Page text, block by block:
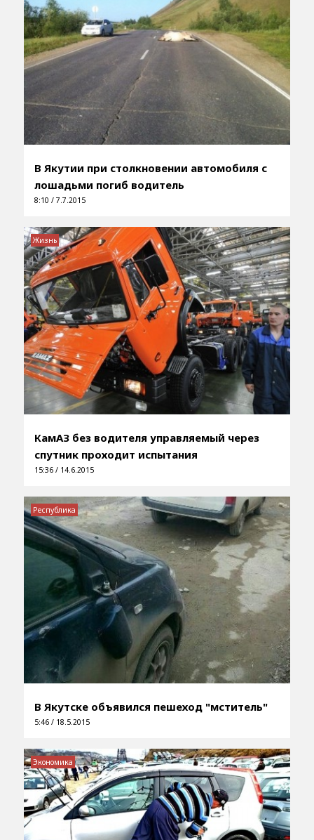
В Якутии при столкновении автомобиля с
лошадьми погиб водитель
8:10 / 7.7.2015
КамАЗ без водителя управляемый через
спутник проходит испытания
15:36 / 14.6.2015
Жизнь
В Якутске объявился пешеход "мститель"
5:46 / 18.5.2015
Республика
Экономика